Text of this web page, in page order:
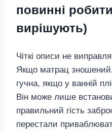
повинні
вирішують)
Чіткі описи не
Якщо матрац
гучна, якщо у ванній
Він може лише
правильний гість
перестали